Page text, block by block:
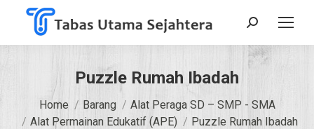
Search:
Puzzle Rumah Ibadah
You are here:
Home Barang
Alat Peraga SD – SMP - SMA
Alat Permainan Edukatif (APE)
Puzzle Rumah Ibadah